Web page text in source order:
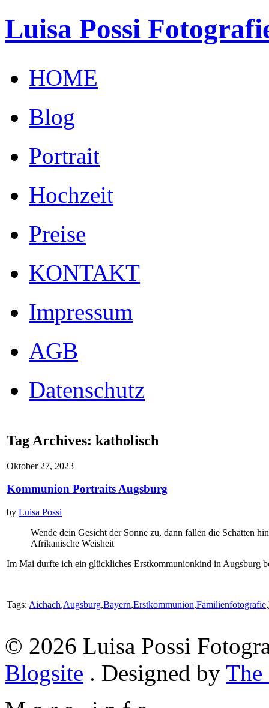
Luisa Possi
HOME
Blog
Portrait
Hochzeit
Preise
KONTAKT
Impressum
AGB
Datenschutz
Tag Archives: katholisch
Oktober 27, 2023
Kommunion Portraits Augsburg
by Luisa Possi
Wende dein Gesicht der Sonne zu, dann fallen die Schatten
Afrikanische Weisheit
Im Mai durfte ich ein glückliches Erstkommunionkind in Augsburg
Tags: Aichach,Augsburg,Bayern,Erstkommunion,Familienfotografie,
© 2026 Luisa Possi
Blogsite . Designed by The